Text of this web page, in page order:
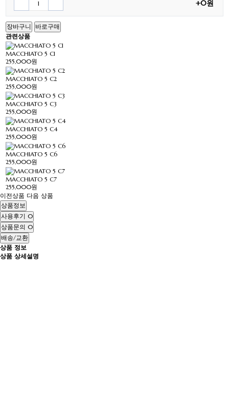
+0원
장바구니
바로구매
관련상품
MACCHIATO 5 C1
255,000원
MACCHIATO 5 C2
255,000원
MACCHIATO 5 C3
255,000원
MACCHIATO 5 C4
255,000원
MACCHIATO 5 C6
255,000원
MACCHIATO 5 C7
255,000원
이전상품 다음 상품
상품정보
사용후기 0
상품문의 0
배송/교환
상품 정보
상품 상세설명